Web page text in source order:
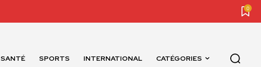
0
SANTÉ SPORTS INTERNATIONAL CATÉGORIES